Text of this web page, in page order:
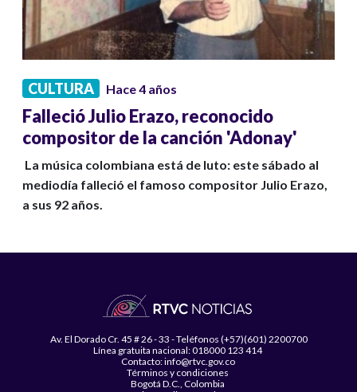
CULTURA Hace 4 años
Falleció Julio Erazo, reconocido
compositor de la canción 'Adonay'
La música colombiana está de luto: este sábado al
mediodía falleció el famoso compositor Julio Erazo,
a sus 92 años.
Av. El Dorado Cr. 45 # 26 - 33 - Teléfonos (+57)(601) 2200700
Línea gratuita nacional: 018000 123 414
Contacto: info@rtvc.gov.co
Términos y condiciones
Bogotá D.C., Colombia